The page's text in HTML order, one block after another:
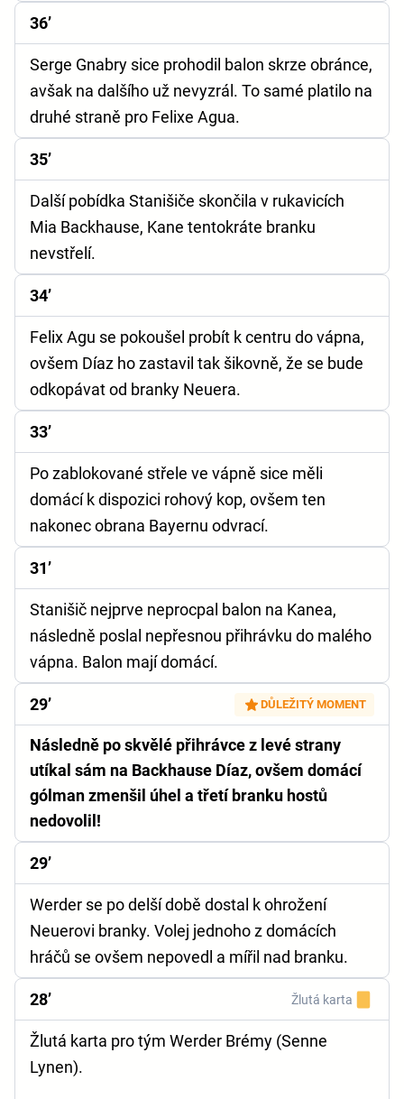
36’
Serge Gnabry sice prohodil balon skrze obránce,
avšak na dalšího už nevyzrál. To samé platilo na
druhé straně pro Felixe Agua.
35’
Další pobídka Stanišiče skončila v rukavicích
Mia Backhause, Kane tentokráte branku
nevstřelí.
34’
Felix Agu se pokoušel probít k centru do vápna,
ovšem Díaz ho zastavil tak šikovně, že se bude
odkopávat od branky Neuera.
33’
Po zablokované střele ve vápně sice měli
domácí k dispozici rohový kop, ovšem ten
nakonec obrana Bayernu odvrací.
31’
Stanišič nejprve neprocpal balon na Kanea,
následně poslal nepřesnou přihrávku do malého
vápna. Balon mají domácí.
29’ DŮLEŽITÝ MOMENT
Následně po skvělé přihrávce z levé strany
utíkal sám na Backhause Díaz, ovšem domácí
gólman zmenšil úhel a třetí branku hostů
nedovolil!
29’
Werder se po delší době dostal k ohrožení
Neuerovi branky. Volej jednoho z domácích
hráčů se ovšem nepovedl a mířil nad branku.
28’ Žlutá karta
Žlutá karta pro tým Werder Brémy (Senne
Lynen).